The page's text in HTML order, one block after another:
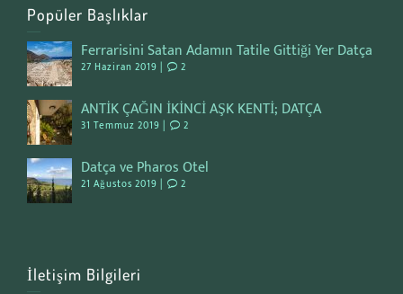
Popüler Başlıklar
Ferrarisini Satan Adamın Tatile Gittiği Yer Datça
27 Haziran 2019 | 2
ANTİK ÇAĞIN İKİNCİ AŞK KENTİ; DATÇA
31 Temmuz 2019 | 2
Datça ve Pharos Otel
21 Ağustos 2019 | 2
İletişim Bilgileri